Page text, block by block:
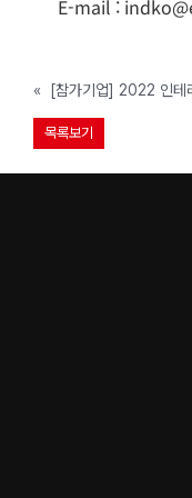
E-mail :
« [참가기업] 2022 인테
목록보기